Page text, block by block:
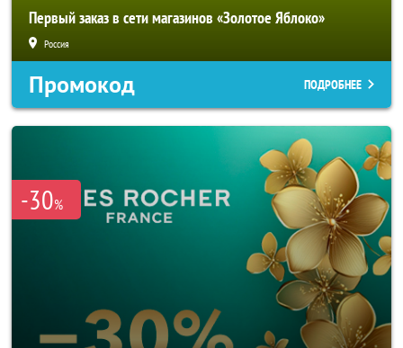
Первый заказ в сети магазинов «Золотое Яблоко»
Россия
Промокод ПОДРОБНЕЕ
-30%